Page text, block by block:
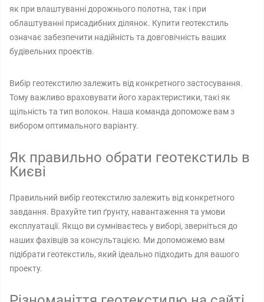
як при влаштуванні дорожнього полотна, так і при
облаштуванні присадибних ділянок. Купити геотекстиль
означає забезпечити надійність та довговічність ваших
будівельних проектів.
Вибір геотекстилю залежить від конкретного застосування.
Тому важливо враховувати його характеристики, такі як
щільність та тип волокон. Наша команда допоможе вам з
вибором оптимального варіанту.
Як правильно обрати геотекстиль в
Києві
Правильний вибір геотекстилю залежить від конкретного
завдання. Врахуйте тип ґрунту, навантаження та умови
експлуатації. Якщо ви сумніваєтесь у виборі, зверніться до
наших фахівців за консультацією. Ми допоможемо вам
підібрати геотекстиль, який ідеально підходить для вашого
проекту.